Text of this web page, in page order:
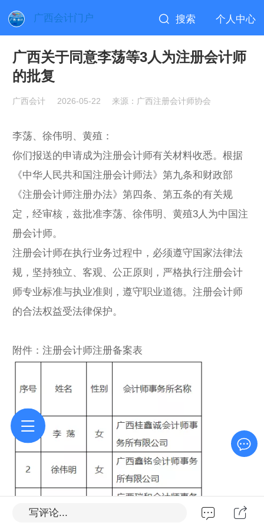
广西会计门户 搜索 个人中心
广西关于同意李荡等3人为注册会计师
的批复
广西会计 2026-05-22 来源：广西注册会计师协会
李荡、徐伟明、黄殖：
你们报送的申请成为注册会计师有关材料收悉。根据
《中华人民共和国注册会计师法》第九条和财政部
《注册会计师注册办法》第四条、第五条的有关规
定，经审核，兹批准李荡、徐伟明、黄殖3人为中国注
册会计师。
注册会计师在执行业务过程中，必须遵守国家法律法
规，坚持独立、客观、公正原则，严格执行注册会计
师专业标准与执业准则，遵守职业道德。注册会计师
的合法权益受法律保护。
附件：注册会计师注册备案表
写评论...